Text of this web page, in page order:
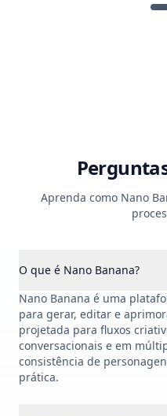
Aprenda como Nano
O que é Nano Banana?
Nano Banana é uma
para gerar, editar e
projetada para fluxos
conversacionais e em
consistência de
prática.